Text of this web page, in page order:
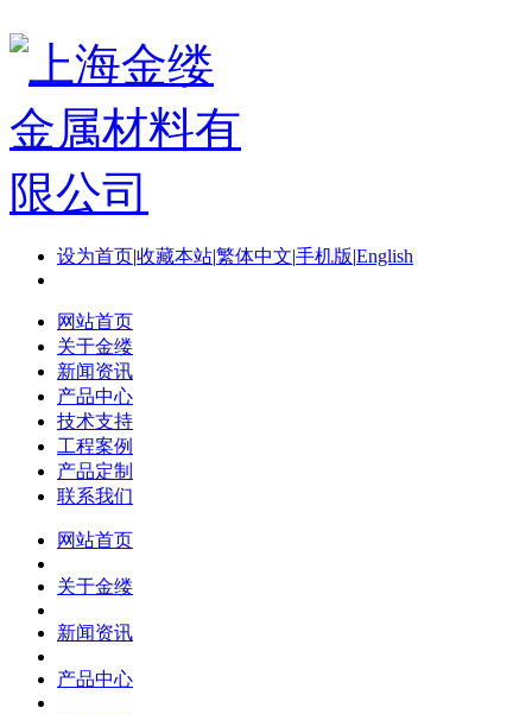
设为首页|收藏本站|繁体中文|手机版|English
网站首页
关于金缕
新闻资讯
产品中心
技术支持
工程案例
产品定制
联系我们
网站首页
关于金缕
新闻资讯
产品中心